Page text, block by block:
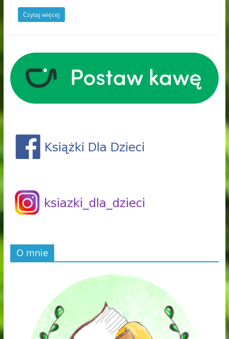
Czytaj więcej
O mnie